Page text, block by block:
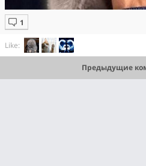
Like:
Предыдущие